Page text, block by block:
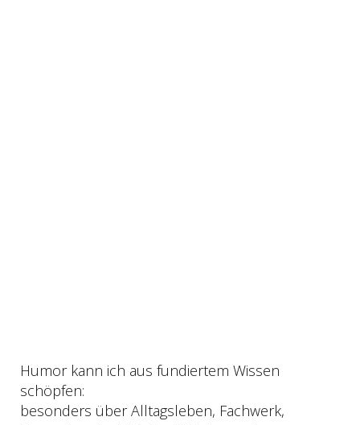
Humor kann ich aus fundiertem Wissen
schöpfen:
besonders über Alltagsleben, Fachwerk,